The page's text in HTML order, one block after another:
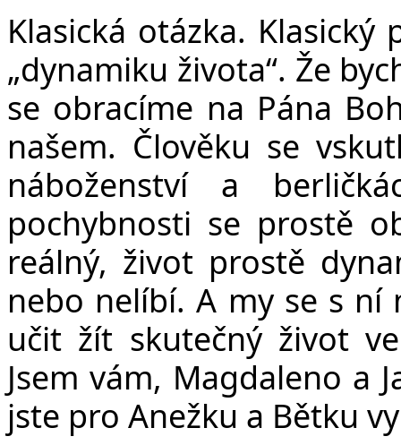
Klasická otázka.
„dynamiku života“. Že
se obracíme na Pána
našem. Člověku se
náboženství a
pochybnosti se prostě
reálný, život prostě
nebo nelíbí. A my se s ní
učit žít skutečný život
Jsem vám, Magdaleno a
jste pro Anežku a Bětku